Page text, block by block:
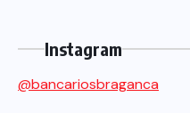
Instagram
@bancariosbraganca